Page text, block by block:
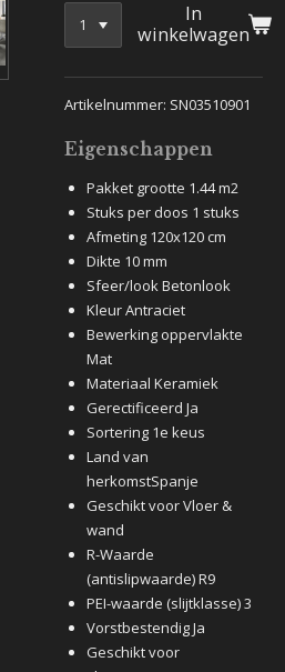
In
winkelwagen
Artikelnummer: SN03510901
Eigenschappen
Pakket grootte 1.44 m2
Stuks per doos 1 stuks
Afmeting 120x120 cm
Dikte 10 mm
Sfeer/look Betonlook
Kleur Antraciet
Bewerking oppervlakte
Mat
Materiaal Keramiek
Gerectificeerd Ja
Sortering 1e keus
Land van
herkomstSpanje
Geschikt voor Vloer &
wand
R-Waarde
(antislipwaarde) R9
PEI-waarde (slijtklasse) 3
Vorstbestendig Ja
Geschikt voor